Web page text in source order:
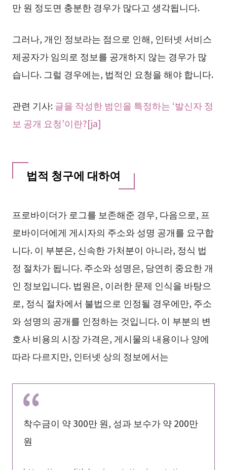
만 원 정도면 충분한 경우가 많다고 생각됩니다.
그러나, 개인 정보라는 점으로 인해, 인터넷 서비스
제공자가 임의로 정보를 공개하지 않는 경우가 많
습니다. 그럴 경우에는, 법적인 요청을 해야 합니다.
관련 기사:글을 작성한 범인을 특정하는 ‘발신자 정
보 공개 요청’이란?[ja]
법적 청구에 대하여
프로바이더가 로그를 보존해준 경우, 다음으로, 프
로바이더에게 게시자의 주소와 성명 공개를 요구합
니다. 이 부분은, 신속한 가처분이 아니라, 정식 법
정 절차가 됩니다. 주소와 성명은, 당연히 중요한 개
인 정보입니다. 법원은, 이러한 문제 인식을 바탕으
로, 정식 절차에서 불법으로 인정될 경우에만, 주소
와 성명의 공개를 인정하는 것입니다. 이 부분의 변
호사 비용의 시장 가격은, 게시물의 내용이나 양에
따라 다르지만, 인터넷 상의 정보에서는
착수금이 약 300만 원, 성과 보수가 약 200만
원